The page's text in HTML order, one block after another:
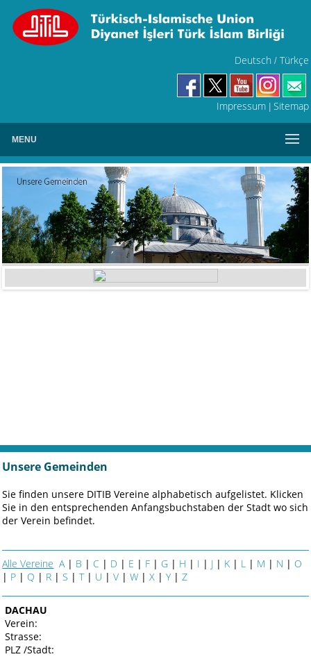
Deutsch / Türkçe
Impressum| Sitemap
MENU
Unsere Gemeinden
Sie finden unsere DITIB Vereine alphabetisch aufgelistet. Klicken
Sie in den entsprechenden Anfangsbuchstaben der Stadt wo sich
der Verein befindet.
Alle Vereine A| B | C | D | E | F | G | H | I | J | K | L | M | N | O
| P | Q | R |S |T| U |V |W |X |Y|Z
DACHAU
Verein:
Strasse:
PLZ /Stadt: